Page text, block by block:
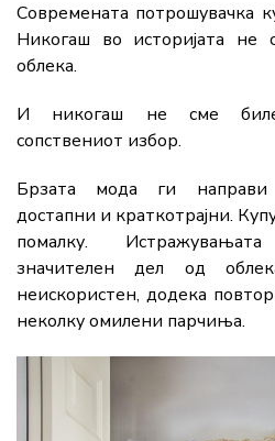
Современата потрошувачка
Никогаш во историјата не
облека.
И никогаш не сме биле
сопствениот избор.
Брзата мода ги направи
достапни и краткотрајни.
помалку.
значителен дел од
неискористен, додека
неколку омилени парчиња.